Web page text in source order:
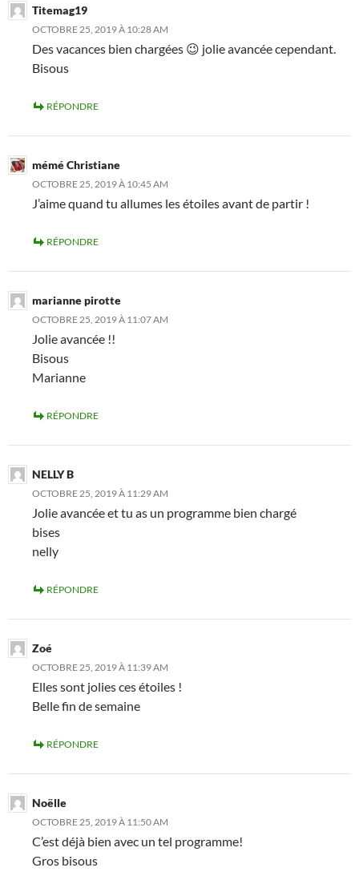
Titemag19
OCTOBRE 25, 2019 À 10:28 AM
Des vacances bien chargées 😉 jolie avancée cependant.
Bisous
RÉPONDRE
mémé Christiane
OCTOBRE 25, 2019 À 10:45 AM
J’aime quand tu allumes les étoiles avant de partir !
RÉPONDRE
marianne pirotte
OCTOBRE 25, 2019 À 11:07 AM
Jolie avancée !!
Bisous
Marianne
RÉPONDRE
NELLY B
OCTOBRE 25, 2019 À 11:29 AM
Jolie avancée et tu as un programme bien chargé
bises
nelly
RÉPONDRE
Zoé
OCTOBRE 25, 2019 À 11:39 AM
Elles sont jolies ces étoiles !
Belle fin de semaine
RÉPONDRE
Noëlle
OCTOBRE 25, 2019 À 11:50 AM
C’est déjà bien avec un tel programme!
Gros bisous